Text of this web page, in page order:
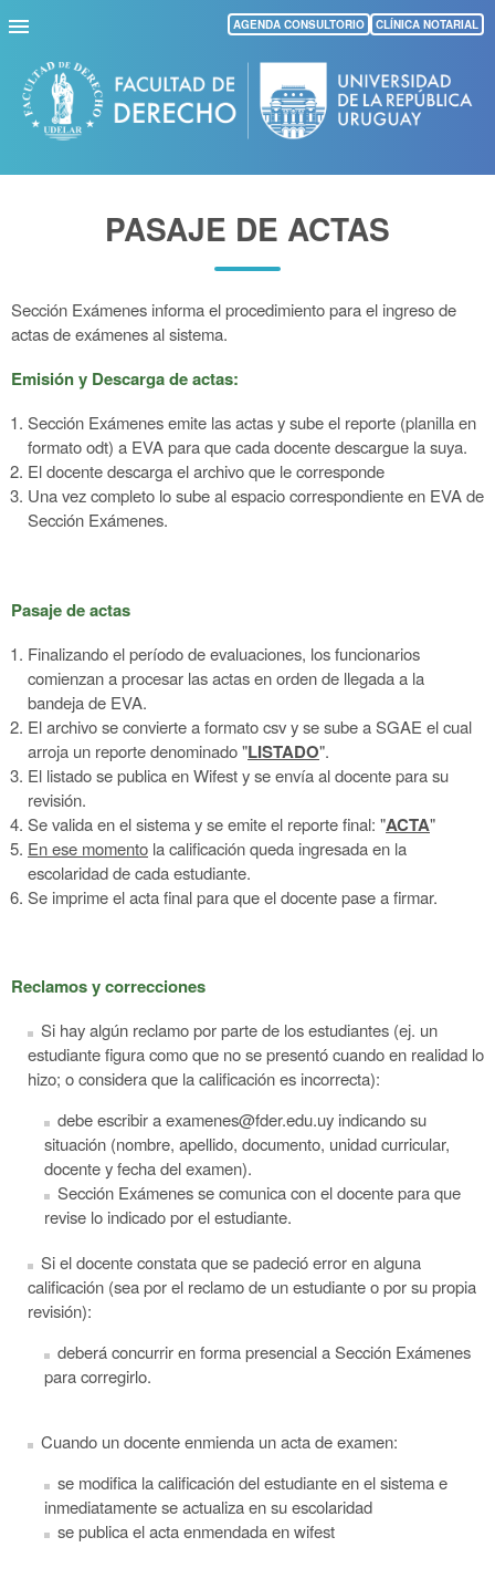
Pasar
al
contenido
principal
AGENDA CONSULTORIO CLÍNICA NOTARIAL
PASAJE DE ACTAS
Sección Exámenes informa el procedimiento para el ingreso de
actas de exámenes al sistema.
Emisión y Descarga de actas:
Sección Exámenes emite las actas y sube el reporte (planilla en
formato odt) a EVA para que cada docente descargue la suya.
El docente descarga el archivo que le corresponde
Una vez completo lo sube al espacio correspondiente en EVA de
Sección Exámenes.
Pasaje de actas
Finalizando el período de evaluaciones, los funcionarios
comienzan a procesar las actas en orden de llegada a la
bandeja de EVA.
El archivo se convierte a formato csv y se sube a SGAE el cual
arroja un reporte denominado "LISTADO".
El listado se publica en Wifest y se envía al docente para su
revisión.
Se valida en el sistema y se emite el reporte final: "ACTA"
En ese momento la calificación queda ingresada en la
escolaridad de cada estudiante.
Se imprime el acta final para que el docente pase a firmar.
Reclamos y correcciones
Si hay algún reclamo por parte de los estudiantes (ej. un
estudiante figura como que no se presentó cuando en realidad lo
hizo; o considera que la calificación es incorrecta):
debe escribir a examenes@fder.edu.uy indicando su
situación (nombre, apellido, documento, unidad curricular,
docente y fecha del examen).
Sección Exámenes se comunica con el docente para que
revise lo indicado por el estudiante.
Si el docente constata que se padeció error en alguna
calificación (sea por el reclamo de un estudiante o por su propia
revisión):
deberá concurrir en forma presencial a Sección Exámenes
para corregirlo.
Cuando un docente enmienda un acta de examen:
se modifica la calificación del estudiante en el sistema e
inmediatamente se actualiza en su escolaridad
se publica el acta enmendada en wifest